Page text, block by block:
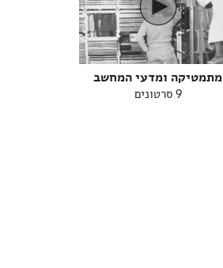
מתמטיקה ומדעי המחשב
9 סרטונים